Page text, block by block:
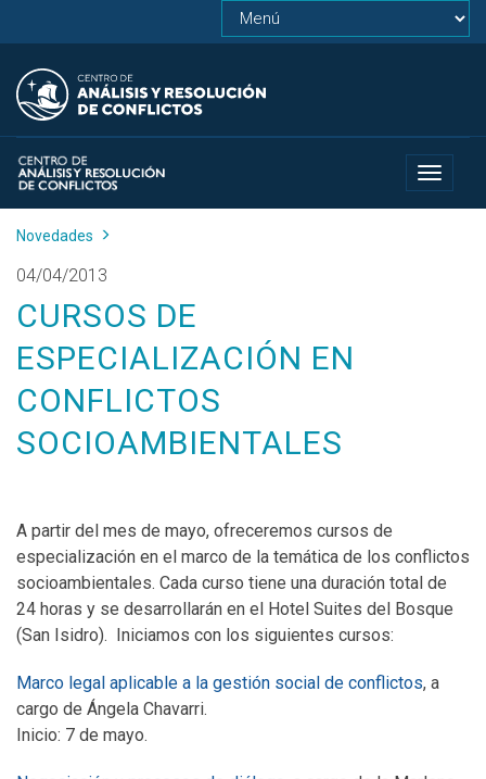
Toggle
Novedades
04/04/2013
CURSOS DE
ESPECIALIZACIÓN EN
CONFLICTOS
SOCIOAMBIENTALES
A partir del mes de mayo, ofreceremos cursos de
especialización en el marco de la temática de los conflictos
socioambientales. Cada curso tiene una duración total de
24 horas y se desarrollarán en el Hotel Suites del Bosque
(San Isidro). Iniciamos con los siguientes cursos:
Marco legal aplicable a la gestión social de conflictos, a
cargo de Ángela Chavarri.
Inicio: 7 de mayo.